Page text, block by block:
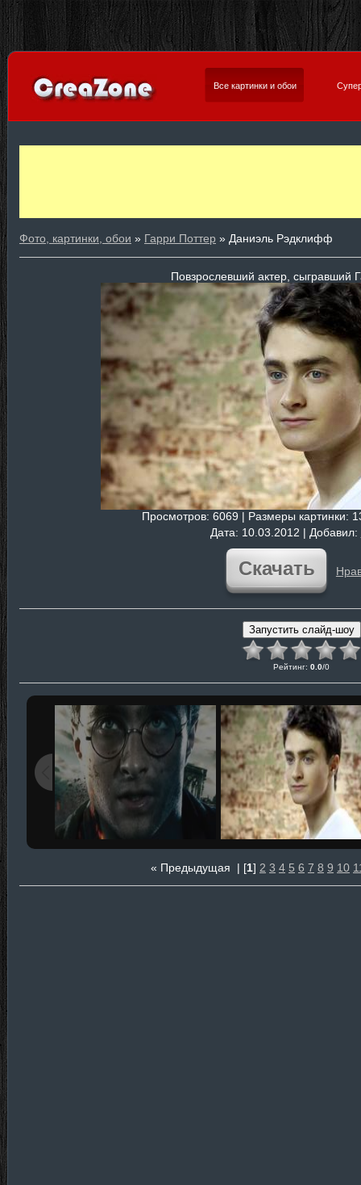
Все картинки и обои
Фото, картинки, обои » Гарри Поттер » Даниэль Рэдклифф
Повзрослевший актер, сыгравший
Просмотров: 6069 | Размеры картинки:
Дата: 10.03.2012 | Добавил:
Скачать
Рейтинг: 0.0/0
« Предыдущая | [1] 2 3 4 5 6 7 8 9 10